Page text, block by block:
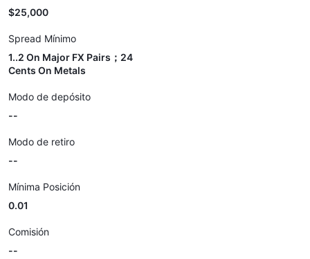
$25,000
Spread Mínimo
1..2 On Major FX Pairs；24
Cents On Metals
Modo de depósito
--
Modo de retiro
--
Mínima Posición
0.01
Comisión
--